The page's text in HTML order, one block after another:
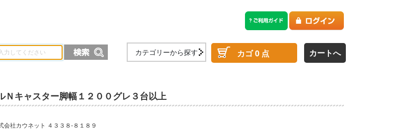
カテゴリーから探す カゴ0 点 カートへ
Ｎキャスター脚幅１２００グレ３台以上
会社カウネット ４３３８‐８１８９